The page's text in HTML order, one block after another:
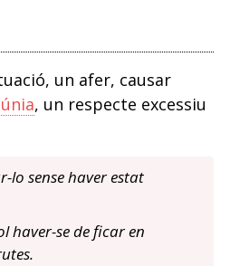
un afer, causar
, un respecte excessiu
lo sense haver estat
haver-se de ficar en